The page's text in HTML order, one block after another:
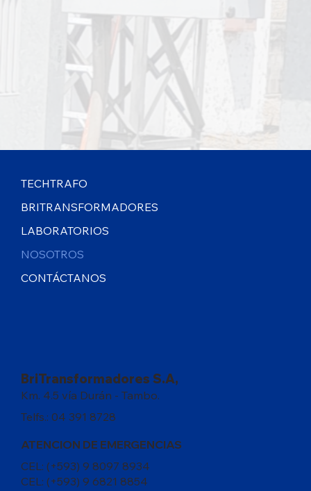
TECHTRAFO
BRITRANSFORMADORES
LABORATORIOS
NOSOTROS
CONTÁCTANOS
BriTransformadores S.A,
Km. 4.5 vía Durán - Tambo.
Telfs.: 04 391 8728
ATENCION DE EMERGENCIAS
CEL: (+593) 9 8097 8934
CEL: (+593) 9 6821 8854